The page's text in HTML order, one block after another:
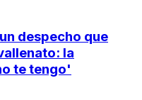
despecho que
la
te tengo'